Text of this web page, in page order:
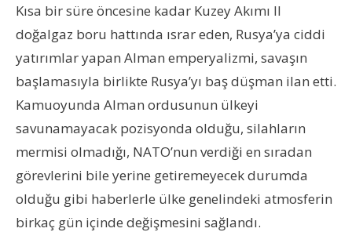
Kısa bir süre öncesine kadar Kuzey Akımı II
doğalgaz boru hattında ısrar eden, Rusya’ya ciddi
yatırımlar yapan Alman emperyalizmi, savaşın
başlamasıyla birlikte Rusya’yı baş düşman ilan etti.
Kamuoyunda Alman ordusunun ülkeyi
savunamayacak pozisyonda olduğu, silahların
mermisi olmadığı, NATO’nun verdiği en sıradan
görevlerini bile yerine getiremeyecek durumda
olduğu gibi haberlerle ülke genelindeki atmosferin
birkaç gün içinde değişmesini sağlandı.